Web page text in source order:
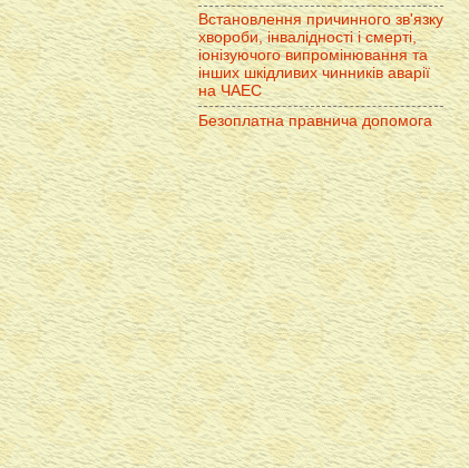
Встановлення причинного зв'язку
хвороби, інвалідності і смерті,
іонізуючого випромінювання та
інших шкідливих чинників аварії
на ЧАЕС
Безоплатна правнича допомога